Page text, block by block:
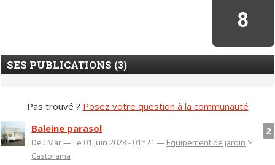
8
SES PUBLICATIONS (3)
Pas trouvé ? Posez votre question à la communauté
2
Baleine parasol
De : Mar — Le 01 Juin 2023 - 01h21 — Equipement de jardin >
Castorama